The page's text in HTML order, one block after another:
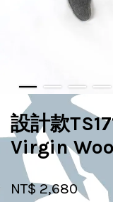
設計款
Virgin
NT$ 2,680